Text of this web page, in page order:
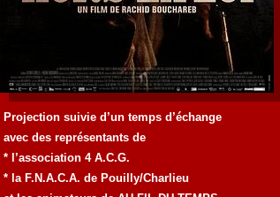
Projection suivie d’un temps d’échange
avec des représentants de
* l’association 4 A.C.G.
* la F.N.A.C.A. de Pouilly/Charlieu